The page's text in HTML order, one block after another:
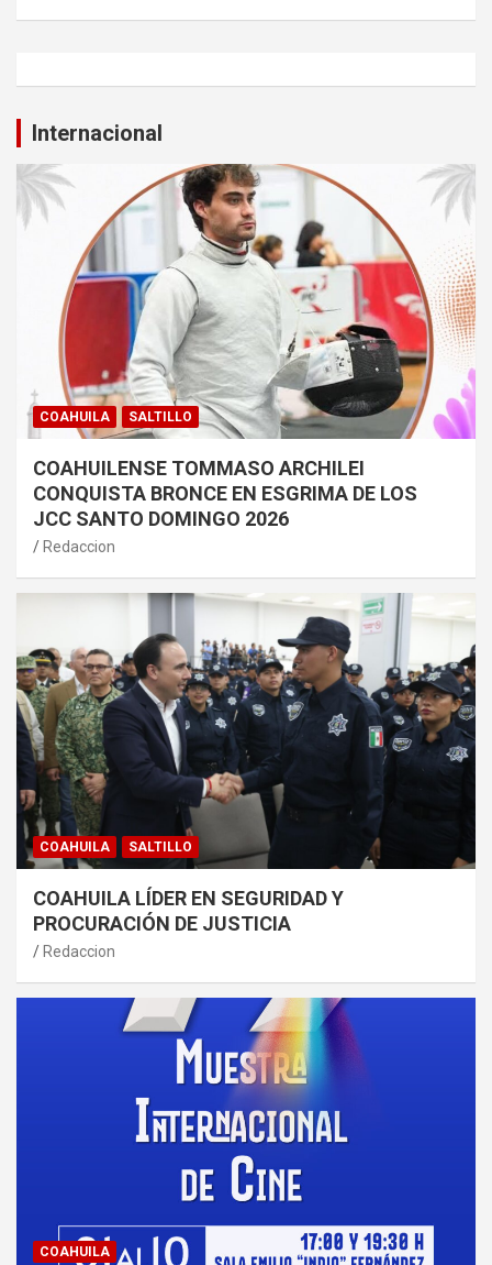
Internacional
COAHUILA SALTILLO
COAHUILENSE TOMMASO ARCHILEI
CONQUISTA BRONCE EN ESGRIMA DE LOS
JCC SANTO DOMINGO 2026
Redaccion
COAHUILA SALTILLO
COAHUILA LÍDER EN SEGURIDAD Y
PROCURACIÓN DE JUSTICIA
Redaccion
COAHUILA